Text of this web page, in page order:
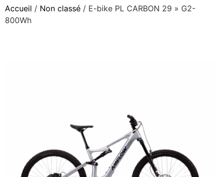
Accueil / Non classé / E-bike PL CARBON 29 » G2-
800Wh